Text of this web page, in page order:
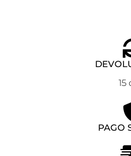
15
PAGO